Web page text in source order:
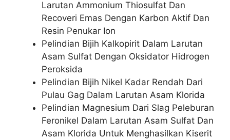
Larutan Ammonium Thiosulfat Dan
Recoveri Emas Dengan Karbon Aktif Dan
Resin Penukar Ion
Pelindian Bijih Kalkopirit Dalam Larutan
Asam Sulfat Dengan Oksidator Hidrogen
Peroksida
Pelindian Bijih Nikel Kadar Rendah Dari
Pulau Gag Dalam Larutan Asam Klorida
Pelindian Magnesium Dari Slag Peleburan
Feronikel Dalam Larutan Asam Sulfat Dan
Asam Klorida Untuk Menghasilkan Kiserit